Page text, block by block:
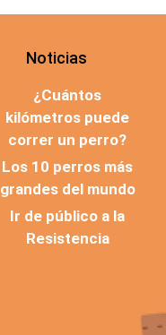
Noticias
¿Cuántos
kilómetros puede
correr un perro?
Los 10 perros más
grandes del mundo
Ir de público a la
Resistencia